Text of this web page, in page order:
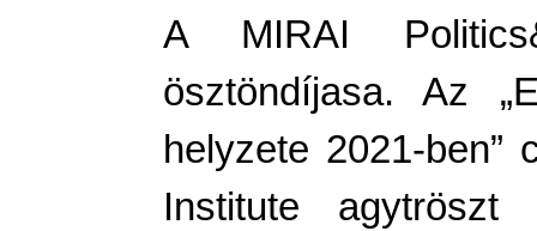
A MIRAI
ösztöndíjasa. Az
helyzete 2021-ben”
Institute